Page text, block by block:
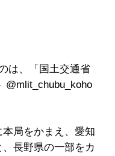
は、「国土交通省
@mlit_chubu_koho
局をかまえ、愛知
長野県の一部をカ